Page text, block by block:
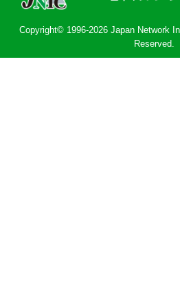
Copyright© 1996-2026 Japan Network
Reserved.